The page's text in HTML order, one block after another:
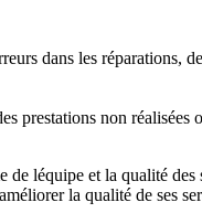
dans les réparations,
prestations non
léquipe et la qualité
la qualité de ses